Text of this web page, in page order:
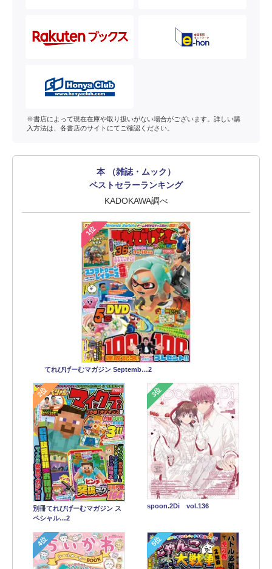
※書店によって現在在庫や取り扱いがない場合がございます。詳しい購
入方法は、各書店のサイトにてご確認ください。
本 （雑誌・ムック）
ベストセラーランキング
KADOKAWA調べ
1位
てれびげーむマガジン Septemb…2
2位
別冊てれびげーむマガジン ス
ペシャル…2
3位
spoon.2Di vol.136
4位 5位